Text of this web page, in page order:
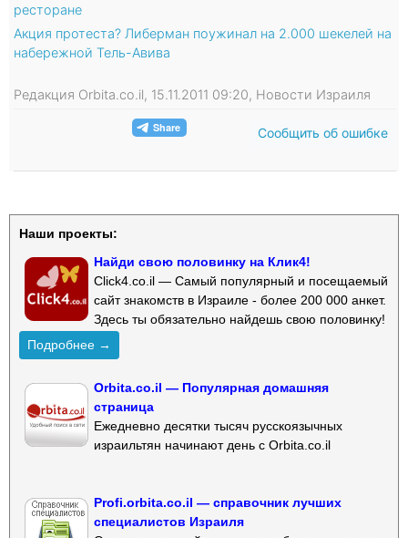
ресторане
Акция протеста? Либерман поужинал на 2.000 шекелей на
набережной Тель-Авива
Редакция Orbita.co.il, 15.11.2011 09:20, Новости Израиля
Сообщить об ошибке
Наши проекты:
Найди свою половинку на Клик4!
Click4.co.il — Самый популярный и посещаемый
сайт знакомств в Израиле - более 200 000 анкет.
Здесь ты обязательно найдешь свою половинку!
Подробнее →
Orbita.co.il — Популярная домашняя
страница
Ежедневно десятки тысяч русскоязычных
израильтян начинают день с Orbita.co.il
Profi.orbita.co.il — справочник лучших
специалистов Израиля